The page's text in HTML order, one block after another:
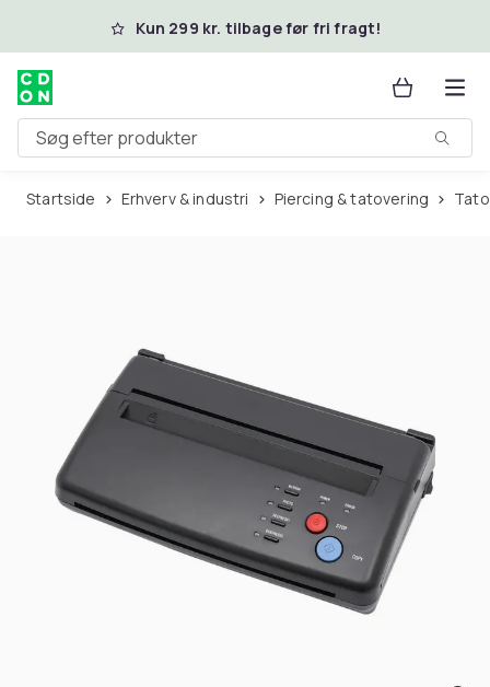
Spring til hovedindhold
Kun 299 kr. tilbage før fri fragt!
Søg efter produkter
Startside Erhverv & industri Piercing & tatovering